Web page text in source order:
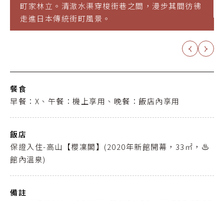
町家林立。清澈水渠穿梭街巷之間，漫步其間彷彿
走進日本傳統街町風景。
餐食
早餐：X、午餐：機上享用、晚餐：飯店內享用
飯店
保證入住-高山【櫻凜閣】(2020年新館開幕，33㎡，♨️
館內溫泉)
備註